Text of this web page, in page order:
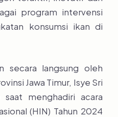
program intervensi
konsumsi ikan di
secara langsung oleh
Jawa Timur, Isye Sri
saat menghadiri acara
(HIN) Tahun 2024